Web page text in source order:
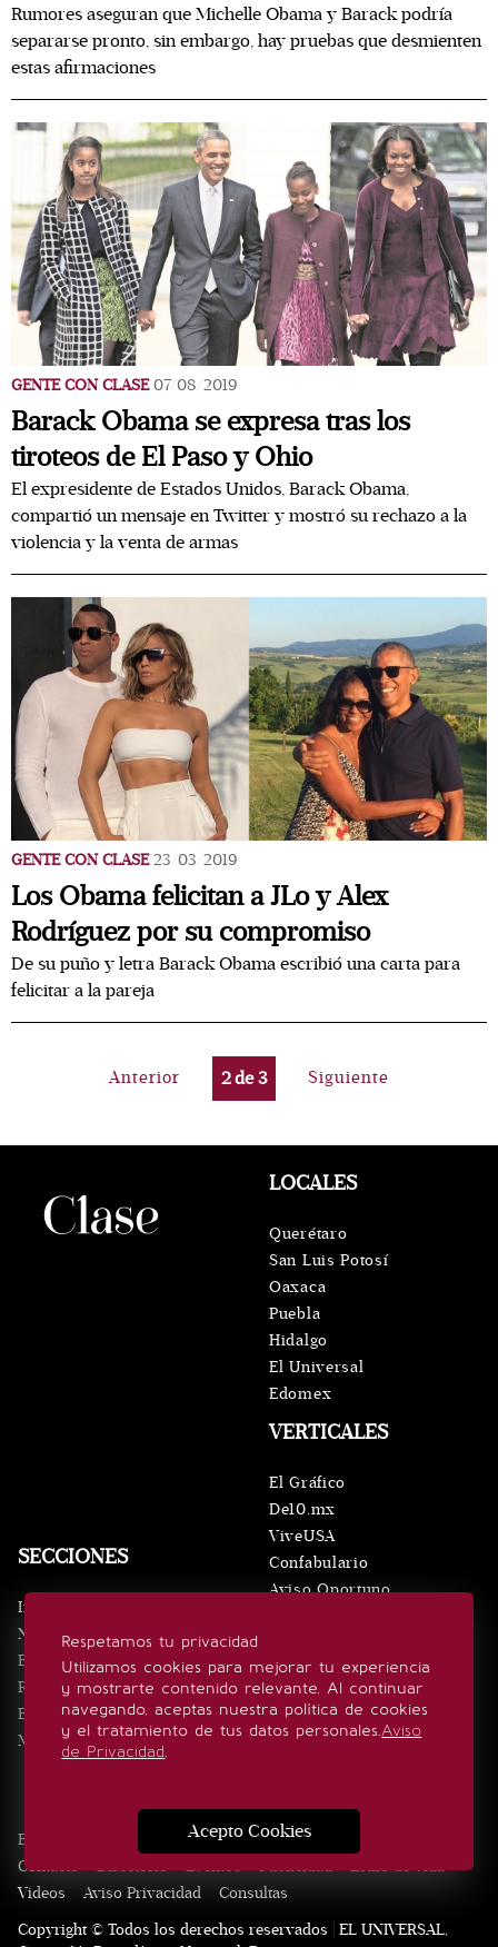
Rumores aseguran que Michelle Obama y Barack podría
separarse pronto, sin embargo, hay pruebas que desmienten
estas afirmaciones
GENTE CON CLASE 07/08/2019
Barack Obama se expresa tras los
tiroteos de El Paso y Ohio
El expresidente de Estados Unidos, Barack Obama,
compartió un mensaje en Twitter y mostró su rechazo a la
violencia y la venta de armas
GENTE CON CLASE 23/03/2019
Los Obama felicitan a JLo y Alex
Rodríguez por su compromiso
De su puño y letra Barack Obama escribió una carta para
felicitar a la pareja
Anterior 2de3 Siguiente
Respetamos tu privacidad
Utilizamos cookies para mejorar tu experiencia
y mostrarte contenido relevante. Al continuar
navegando, aceptas nuestra política de cookies
y el tratamiento de tus datos personales.Aviso
de Privacidad.
Acepto Cookies
SECCIONES
Inicio
Noticias
Eventos
Realeza
Estilo de vida
Minuto x Minuto
VERTICALES
El Gráfico
De10.mx
ViveUSA
Confabulario
Aviso Oportuno
LOCALES
Querétaro
San Luis Potosí
Oaxaca
Puebla
Hidalgo
El Universal
Edomex
SÍGUENOS
Edición Impresa Noticias Quiénes somos
Contacto
Directorio Eventos Publicidad
Estilo de vida
Videos
Aviso Privacidad
Consultas
Copyright © Todos los derechos reservados | EL UNIVERSAL,